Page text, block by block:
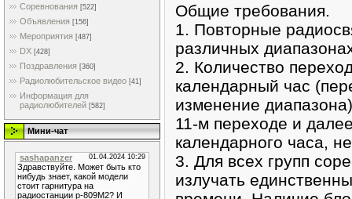
Соревнования [522]
Объявления [156]
Мероприятия [487]
DX [428]
Поздравления [360]
Радиолюбительское видео [41]
Информация для
радиолюбителей [582]
Мини-чат
Общие требования.
1. Повторные
различных
2. Количество
календарный час
изменение
11-м переходе и
календарного часа,
3. Для всех групп
излучать